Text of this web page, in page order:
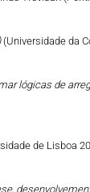
(Universidade da
lógicas de
de Lisboa